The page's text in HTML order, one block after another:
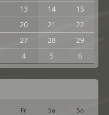
13 14
15
20 21
22
27 28
29
4 5 6
Fr Sa So